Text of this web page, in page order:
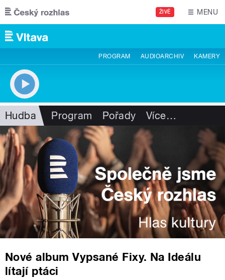
Přejít k hlavnímu obsahu
ŽIVĚ MENU
PROGRAM AUDIOARCHIV KAMERY
Hudba Program Pořady Více…
Nové album Vypsané Fixy. Na Ideálu
lítají ptáci